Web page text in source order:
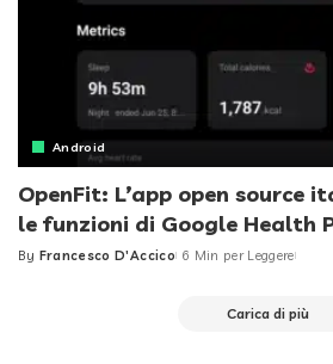
Android
OpenFit: L’app open source
le funzioni di Google Health
Posted
By Francesco D'Accico 6 Min per Leggere
Carica di più